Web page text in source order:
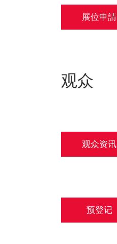
展位申請
观众
观众资讯
预登记